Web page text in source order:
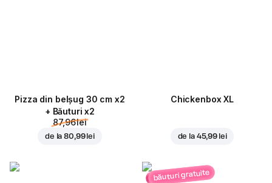
Pizza din belșug 30 cm x2
+ Băuturi x2
87,96 lei
de la80,99 lei
Chickenbox XL
de la 45,99 lei
băuturi gratuite